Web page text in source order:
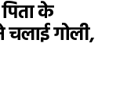
के
गोली,